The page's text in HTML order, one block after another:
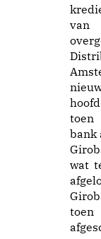
van
toen
bank
wat